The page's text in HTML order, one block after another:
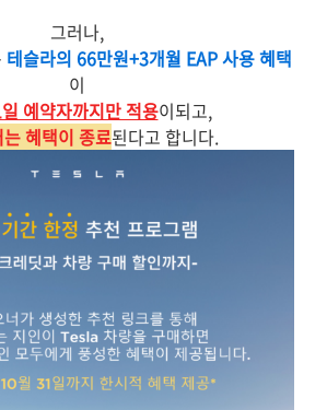
그러나,
테슬라의 66만원+3개월 EAP 사용 혜택
이
예약자까지만 적용이되고,
혜택이 종료된다고 합니다.